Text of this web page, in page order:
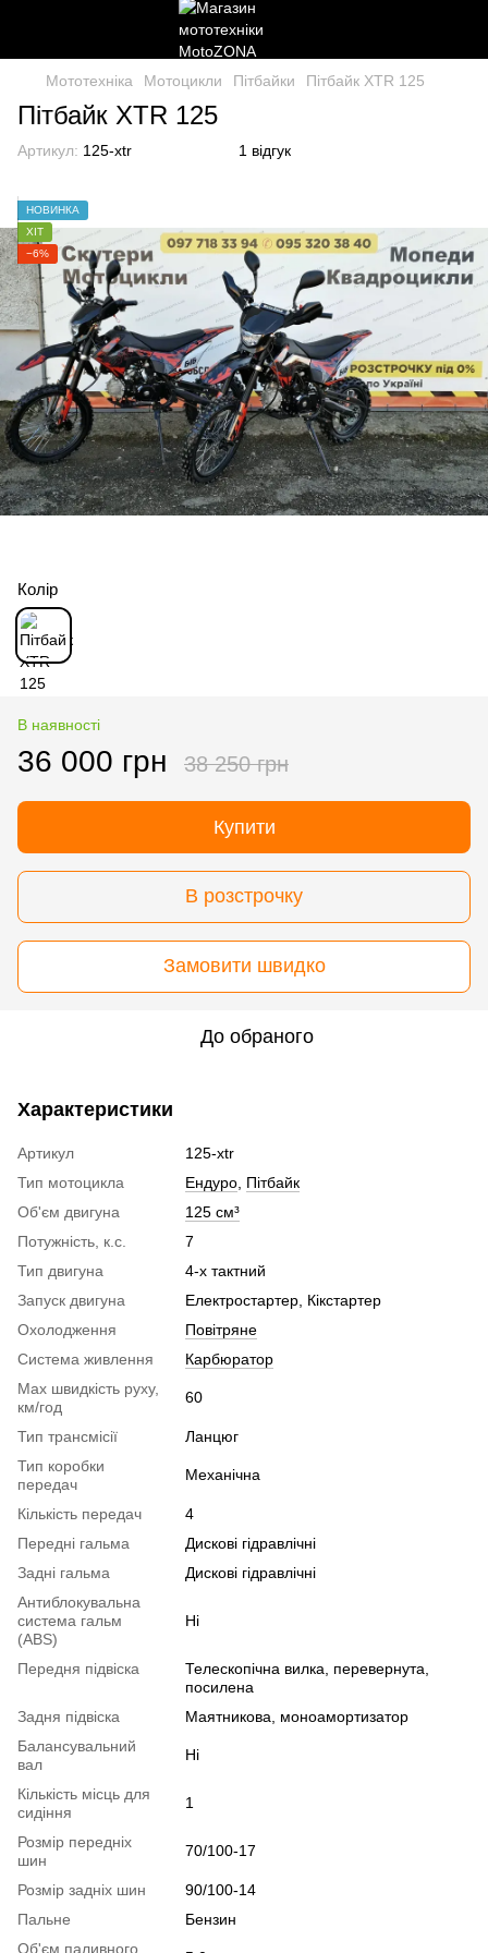
Мототехніка Мотоцикли Пітбайки Пітбайк XTR 125
Пітбайк XTR 125
Артикул: 125-xtr 1 відгук
НОВИНКА
ХІТ
−6%
Колір
В наявності
36 000 грн 38 250 грн
Купити
В розстрочку
Замовити швидко
До обраного
Характеристики
Артикул
125-xtr
Тип мотоцикла
Ендуро Пітбайк
Об'єм двигуна
125 см³
Потужність, к.с.
7
Тип двигуна
4-х тактний
Запуск двигуна
Електростартер, Кікстартер
Охолодження
Повітряне
Система живлення
Карбюратор
Max швидкість руху,
км/год
60
Тип трансмісії
Ланцюг
Тип коробки
передач
Механічна
Кількість передач
4
Передні гальма
Дискові гідравлічні
Задні гальма
Дискові гідравлічні
Антиблокувальна
система гальм
(ABS)
Ні
Передня підвіска
Телескопічна вилка, перевернута,
посилена
Задня підвіска
Маятникова, моноамортизатор
Балансувальний
вал
Ні
Кількість місць для
сидіння
1
Розмір передніх
шин
70/100-17
Розмір задніх шин
90/100-14
Пальне
Бензин
Об'єм паливного